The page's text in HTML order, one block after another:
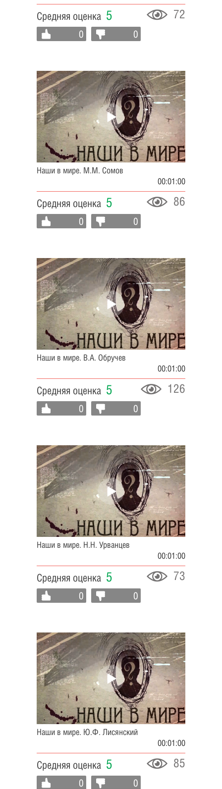
Средняя оценка 5 72
0 0
Наши в мире. М.М. Сомов
00:01:00
Средняя оценка 5 86
0 0
Наши в мире. В.А. Обручев
00:01:00
Средняя оценка 5 126
0 0
Наши в мире. Н.Н. Урванцев
00:01:00
Средняя оценка 5 73
0 0
Наши в мире. Ю.Ф. Лисянский
00:01:00
Средняя оценка 5 85
0 0